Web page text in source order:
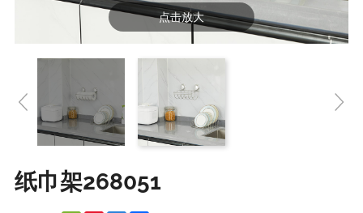
点击放大
纸巾架268051